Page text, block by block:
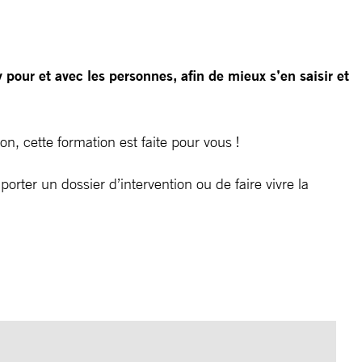
et avec les personnes, afin de mieux s’en saisir et
cette formation est faite pour vous !
un dossier d’intervention ou de faire vivre la